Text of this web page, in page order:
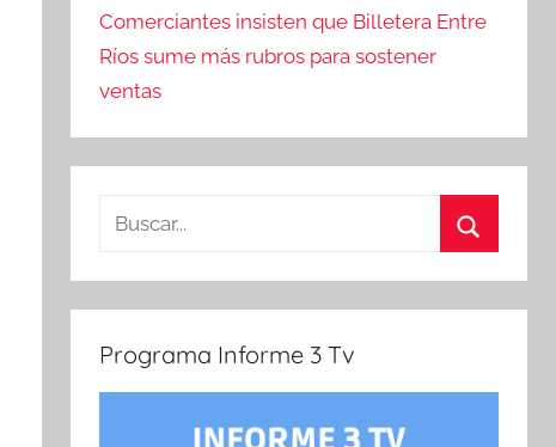
Comerciantes insisten que Billetera Entre
Ríos sume más rubros para sostener
ventas
Buscar:
Programa Informe 3 Tv